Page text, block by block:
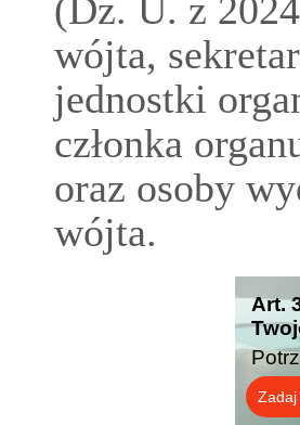
(Dz. U. z
wójta,
jednostki
członka
oraz osoby
wójta.
Art.
Zadaj